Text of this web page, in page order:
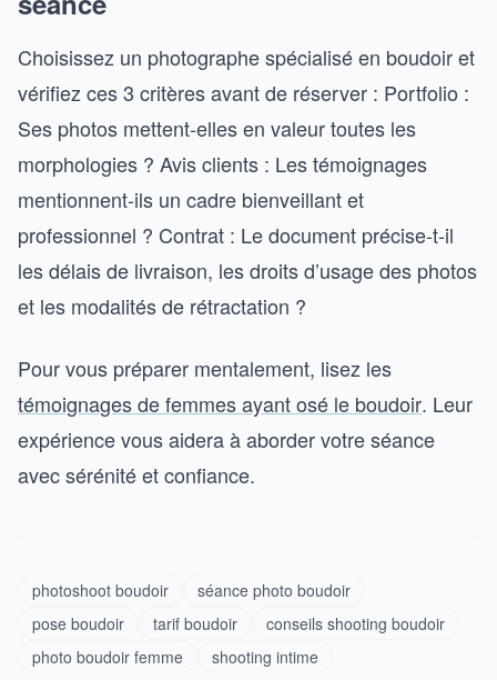
Choisissez un photographe spécialisé en boudoir et
vérifiez ces 3 critères avant de réserver : Portfolio :
Ses photos mettent-elles en valeur toutes les
morphologies ? Avis clients : Les témoignages
mentionnent-ils un cadre bienveillant et
professionnel ? Contrat : Le document précise-t-il
les délais de livraison, les droits d’usage des photos
et les modalités de rétractation ?
Pour vous préparer mentalement, lisez les
témoignages de femmes ayant osé le boudoir. Leur
expérience vous aidera à aborder votre séance
avec sérénité et confiance.
photoshoot boudoir
séance photo boudoir
pose boudoir
tarif boudoir
conseils shooting boudoir
photo boudoir femme
shooting intime